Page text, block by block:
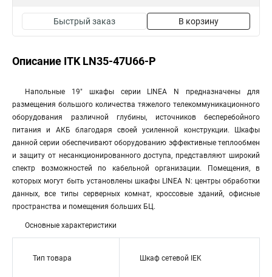
Быстрый заказ В корзину
Описание ITK LN35-47U66-P
Напольные 19" шкафы серии LINEA N предназначены для
размещения большого количества тяжелого телекоммуникационного
оборудования различной глубины, источников бесперебойного
питания и АКБ благодаря своей усиленной конструкции. Шкафы
данной серии обеспечивают оборудованию эффективные теплообмен
и защиту от несанкционированного доступа, представляют широкий
спектр возможностей по кабельной организации. Помещения, в
которых могут быть установлены шкафы LINEA N: центры обработки
данных, все типы серверных комнат, кроссовые зданий, офисные
пространства и помещения больших БЦ.
Основные характеристики
Тип товара Шкаф сетевой IEK